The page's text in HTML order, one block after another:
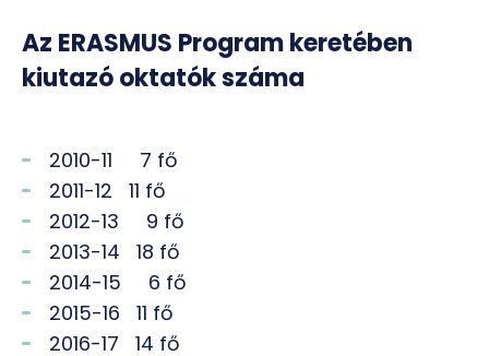
Az ERASMUS Program keretében
kiutazó oktatók száma
2010-11 7 fő
2011-12 11 fő
2012-13 9 fő
2013-14 18 fő
2014-15 6 fő
2015-16 11 fő
2016-17 14 fő